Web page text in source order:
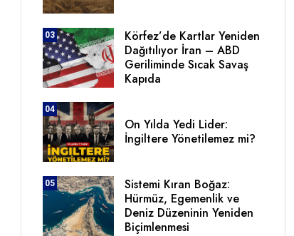
03
Körfez’de Kartlar Yeniden
Dağıtılıyor İran – ABD
Geriliminde Sıcak Savaş
Kapıda
04
On Yılda Yedi Lider:
İngiltere Yönetilemez mi?
05
Sistemi Kıran Boğaz:
Hürmüz, Egemenlik ve
Deniz Düzeninin Yeniden
Biçimlenmesi